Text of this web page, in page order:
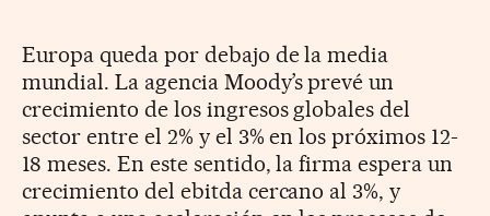
Europa queda por debajo de la media
mundial. La agencia Moody’s prevé un
crecimiento de los ingresos globales del
sector entre el 2% y el 3% en los próximos 12-
18 meses. En este sentido, la firma espera un
crecimiento del ebitda cercano al 3%, y